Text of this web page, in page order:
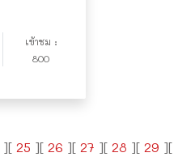
เข้าชม :
800
][ 25 ][ 26 ][ 27 ][ 28 ][ 29 ][